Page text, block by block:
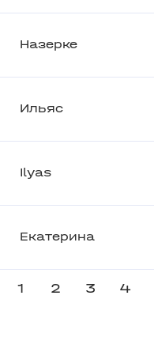
Назерке
Ильяс
Ilyas
Екатерина
1 2 3 4